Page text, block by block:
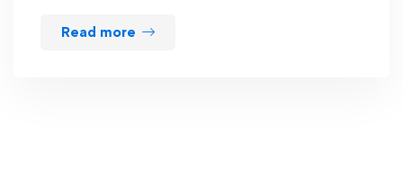
Read more